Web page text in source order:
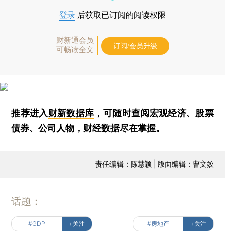
登录 后获取已订阅的阅读权限
财新通会员
可畅读全文
订阅/会员升级
推荐进入财新数据库 ，可随时查阅宏观经济、股票
债券、公司人物，财经数据尽在掌握。
责任编辑：陈慧颖 | 版面编辑：曹文姣
话题：
#GDP +关注 #房地产 +关注